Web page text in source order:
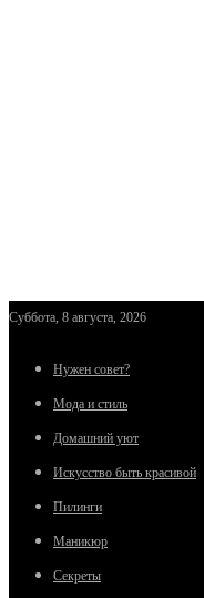
Суббота, 8 августа, 2026
Нужен совет?
Мода и стиль
Домашний уют
Искусство быть красивой
Пилинги
Маникюр
Секреты